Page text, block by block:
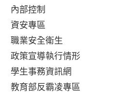
內部控制
資安專區
職業安全衛生
政策宣導執行情形
學生事務資訊網
教育部反霸凌專區